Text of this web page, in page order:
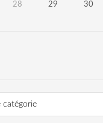
28 29 30